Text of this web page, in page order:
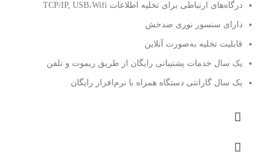
درگاه‌های ارتباطی برای تخلیه اطلاعات TCP/IP, USB،Wifi
دارای سنسور نوری ضدخش
قابلیت تخلیه به‌صورت آنلاین
یک سال خدمات پشتیبانی رایگان از طریق ریموت و تلفن
یک سال گارانتی دستگاه همراه با نرم‌افزار رایگان